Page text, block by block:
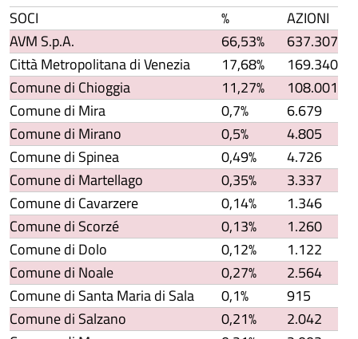
SOCI %
AZIONI
AVM S.p.A.
66,53%
637.307
Città Metropolitana di Venezia
17,68%
169.340
Comune di Chioggia
11,27%
108.001
Comune di Mira
0,7%
6.679
Comune di Mirano
0,5%
4.805
Comune di Spinea
0,49%
4.726
Comune di Martellago
0,35%
3.337
Comune di Cavarzere
0,14%
1.346
Comune di Scorzé
0,13%
1.260
Comune di Dolo
0,12%
1.122
Comune di Noale
0,27%
2.564
Comune di Santa Maria di Sala
0,1%
915
Comune di Salzano
0,21%
2.042